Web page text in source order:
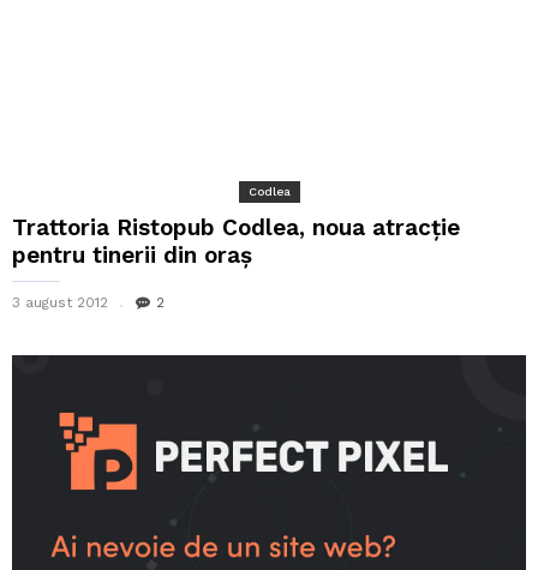
Codlea
Trattoria Ristopub Codlea, noua atracție
pentru tinerii din oraș
3 august 2012 2